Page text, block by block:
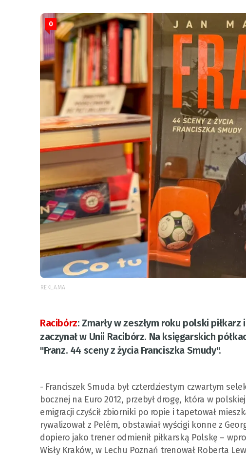
0
REKLAMA
Racibórz:Zmarły w zeszłym roku polski
zaczynał w Unii Racibórz. Na księgarskich
"Franz. 44 sceny z życia Franciszka Smudy".
- Franciszek Smuda był czterdziestym czwartym
bocznej na Euro 2012, przebył drogę, która w
emigracji czyścił zbiorniki po ropie i tapetował
rywalizował z Pelém, obstawiał wyścigi konne z
dopiero jako trener odmienił piłkarską Polskę –
Wisły Kraków, w Lechu Poznań trenował Roberta